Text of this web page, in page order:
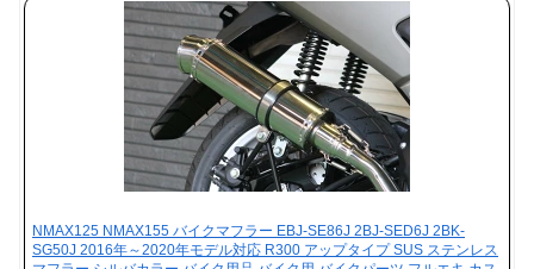
NMAX125 NMAX155 バイクマフラー EBJ-SE86J 2BJ-SED6J 2BK-
SG50J 2016年～2020年モデル対応 R300 アップタイプ SUS ステンレス